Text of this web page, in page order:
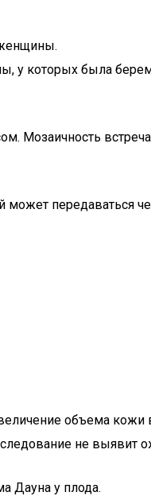
которых была
передаваться
объема
не выявит
Дауна у плода.